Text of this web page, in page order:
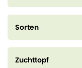
Sorten
Zuchttopf